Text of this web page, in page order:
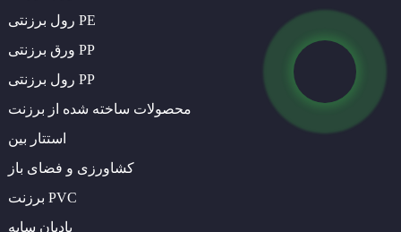
رول برزنتی PE
ورق برزنتی PP
رول برزنتی PP
محصولات ساخته شده از برزنت
استتار بین
کشاورزی و فضای باز
برزنت PVC
بادبان سایه